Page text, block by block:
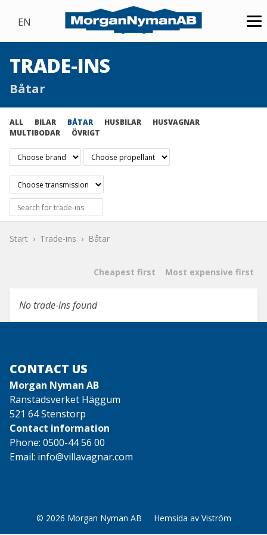
EN
TRADE-INS
Båtar
ALL BILAR BÅTAR HUSBILAR
HUSVAGNAR
MULTIBODAR
ÖVRIGT
Start Trade-ins Båtar
Cheapest first Most expensive first
No trade-ins found
CONTACT US
Morgan Nyman AB
Ranstadsverket Häggum
521 64 Stenstorp
Contact information
Phone: 0500-44 56 00
Email: info@villavagnar.com
© 2026 Morgan Nyman AB Hemsida av Viström